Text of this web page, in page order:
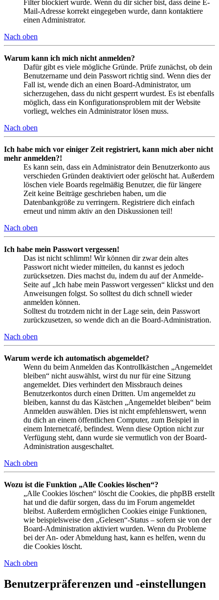
Filter blockiert wurde. Wenn du dir sicher bist, dass deine E-
Mail-Adresse korrekt eingegeben wurde, dann kontaktiere
einen Administrator.
Nach oben
Warum kann ich mich nicht anmelden?
Dafür gibt es viele mögliche Gründe. Prüfe zunächst, ob dein
Benutzername und dein Passwort richtig sind. Wenn dies der
Fall ist, wende dich an einen Board-Administrator, um
sicherzugehen, dass du nicht gesperrt wurdest. Es ist ebenfalls
möglich, dass ein Konfigurationsproblem mit der Website
vorliegt, welches ein Administrator lösen muss.
Nach oben
Ich habe mich vor einiger Zeit registriert, kann mich aber nicht
mehr anmelden?!
Es kann sein, dass ein Administrator dein Benutzerkonto aus
verschieden Gründen deaktiviert oder gelöscht hat. Außerdem
löschen viele Boards regelmäßig Benutzer, die für längere
Zeit keine Beiträge geschrieben haben, um die
Datenbankgröße zu verringern. Registriere dich einfach
erneut und nimm aktiv an den Diskussionen teil!
Nach oben
Ich habe mein Passwort vergessen!
Das ist nicht schlimm! Wir können dir zwar dein altes
Passwort nicht wieder mitteilen, du kannst es jedoch
zurücksetzen. Dies machst du, indem du auf der Anmelde-
Seite auf „Ich habe mein Passwort vergessen“ klickst und den
Anweisungen folgst. So solltest du dich schnell wieder
anmelden können.
Solltest du trotzdem nicht in der Lage sein, dein Passwort
zurückzusetzen, so wende dich an die Board-Administration.
Nach oben
Warum werde ich automatisch abgemeldet?
Wenn du beim Anmelden das Kontrollkästchen „Angemeldet
bleiben“ nicht auswählst, wirst du nur für eine Sitzung
angemeldet. Dies verhindert den Missbrauch deines
Benutzerkontos durch einen Dritten. Um angemeldet zu
bleiben, kannst du das Kästchen „Angemeldet bleiben“ beim
Anmelden auswählen. Dies ist nicht empfehlenswert, wenn
du dich an einem öffentlichen Computer, zum Beispiel in
einem Internetcafé, befindest. Wenn diese Option nicht zur
Verfügung steht, dann wurde sie vermutlich von der Board-
Administration ausgeschaltet.
Nach oben
Wozu ist die Funktion „Alle Cookies löschen“?
„Alle Cookies löschen“ löscht die Cookies, die phpBB erstellt
hat und die dafür sorgen, dass du im Forum angemeldet
bleibst. Außerdem ermöglichen Cookies einige Funktionen,
wie beispielsweise den „Gelesen“-Status – sofern sie von der
Board-Administration aktiviert wurden. Wenn du Probleme
bei der An- oder Abmeldung hast, kann es helfen, wenn du
die Cookies löscht.
Nach oben
Benutzerpräferenzen und -einstellungen